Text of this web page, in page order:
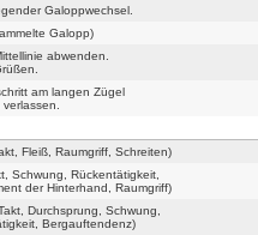
Galoppwechsel.
Galopp)
abwenden.
am langen Zügel
Fleiß, Raumgriff, Schreiten)
Schwung, Rückentätigkeit,
der Hinterhand, Raumgriff)
Durchsprung, Schwung,
Bergauftendenz)